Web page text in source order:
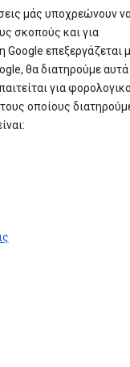
μάς υποχρεώνουν
σκοπούς και για
Google επεξεργάζεται
θα διατηρούμε αυτά
για
οποίους